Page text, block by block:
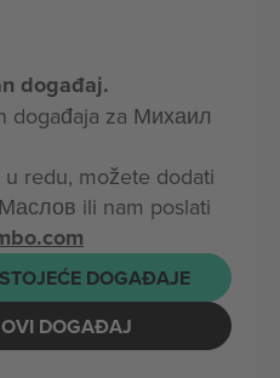
događaj.
događaja za Михаил
redu, možete dodati
ili nam poslati
DOGAĐAJE
DOGAĐAJ